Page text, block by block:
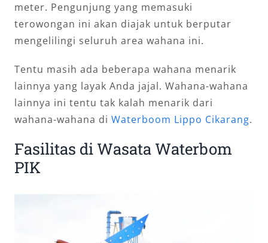
meter. Pengunjung yang memasuki
terowongan ini akan diajak untuk berputar
mengelilingi seluruh area wahana ini.
Tentu masih ada beberapa wahana menarik
lainnya yang layak Anda jajal. Wahana-wahana
lainnya ini tentu tak kalah menarik dari
wahana-wahana di Waterboom Lippo Cikarang.
Fasilitas di Wasata Waterbom
PIK